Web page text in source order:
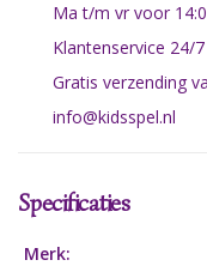
Ma t/m vr voor
Klantenservice 24/
Gratis verzending
info@kidsspel.nl
Specificaties
Merk: